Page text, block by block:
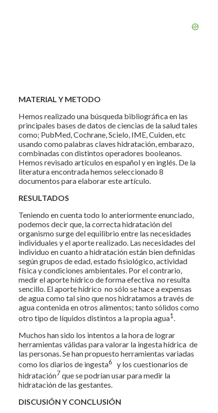
MATERIAL Y METODO
Hemos realizado una búsqueda bibliográfica en las
principales bases de datos de ciencias de la salud tales
como; PubMed, Cochrane, Scielo, IME, Cuiden, etc
usando como palabras claves hidratación, embarazo,
combinadas con distintos operadores booleanos.
Hemos revisado artículos en español y en inglés. De la
literatura encontrada hemos seleccionado 8
documentos para elaborar este artículo.
RESULTADOS
Teniendo en cuenta todo lo anteriormente enunciado,
podemos decir que, la correcta hidratación del
organismo surge del equilibrio entre las necesidades
individuales y el aporte realizado. Las necesidades del
individuo en cuanto a hidratación están bien definidas
según grupos de edad, estado fisiológico, actividad
física y condiciones ambientales. Por el contrario,
medir el aporte hídrico de forma efectiva no resulta
sencillo. El aporte hídrico no sólo se hace a expensas
de agua como tal sino que nos hidratamos a través de
agua contenida en otros alimentos; tanto sólidos como
otro tipo de líquidos distintos a la propia agua1.
Muchos han sido los intentos a la hora de lograr
herramientas válidas para valorar la ingesta hídrica de
las personas. Se han propuesto herramientas variadas
como los diarios de ingesta6
y los cuestionarios de
hidratación7que se podrían usar para medir la
hidratación de las gestantes.
DISCUSIÓN Y CONCLUSIÓN